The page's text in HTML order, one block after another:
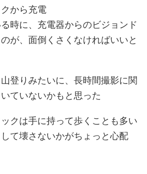
から充電
時に、充電器からのビジョンド
が、面倒くさくなければいいと
登りみたいに、長時間撮影に関
ていないかもと思った
クは手に持って歩くことも多い
て壊さないかがちょっと心配